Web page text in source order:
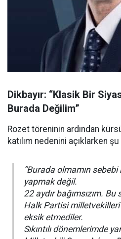
Dikbayır: “Klasik Bir
Burada Değilim”
Rozet töreninin ardından
katılım nedenini açıklarken
“Burada olmamın
yapmak değil.
22 aydır bağımsızım.
Halk Partisi milletvekilleri
eksik etmediler.
Sıkıntılı dönemlerimde